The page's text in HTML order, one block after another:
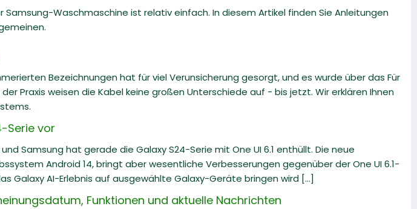
Samsung-Waschmaschine ist relativ einfach. In diesem Artikel finden Sie Anleitungen
Bezeichnungen hat für viel Verunsicherung gesorgt, und es wurde über das Für
der Praxis weisen die Kabel keine großen Unterschiede auf - bis jetzt. Wir erklären Ihnen
Serie vor
Samsung hat gerade die Galaxy S24-Serie mit One UI 6.1 enthüllt. Die neue
Android 14, bringt aber wesentliche Verbesserungen gegenüber der One UI 6.1-
Galaxy AI-Erlebnis auf ausgewählte Galaxy-Geräte bringen wird [...]
Funktionen und aktuelle Nachrichten